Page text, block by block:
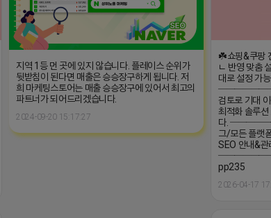
지역 1등 먼 곳에 있지 않습니다. 플레이스 순위가
뒷받침이 된다면 매출은 승승장구하게 됩니다. 저
희 마케팅스토어는 매출 승승장구에 있어서 최고의
파트너가 되어드리겠습니다.
2024-09-20 15:17:27
☘️쇼핑&쿠팡
ㄴ 반영 맞춤
대로 설정 가능
검토로 기대
최적화 솔루션
다.
그/모든 플랫
SEO 안내&관
pp235
2026-04-17